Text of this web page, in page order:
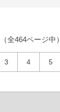
全464ページ中）
3 4 5